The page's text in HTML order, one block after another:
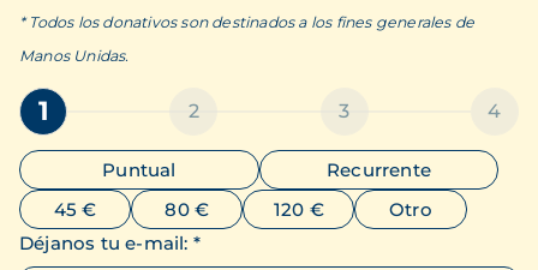
* Todos los donativos son destinados a los fines generales de
Manos Unidas.
1 2 3 4
Puntual
Recurrente
45 €
80 € 120 €
Otro
Déjanos tu e-mail: *